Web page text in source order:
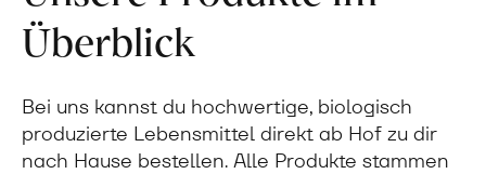
Überblick
Bei uns kannst du hochwertige, biologisch
produzierte Lebensmittel direkt ab Hof zu dir
nach Hause bestellen. Alle Produkte stammen